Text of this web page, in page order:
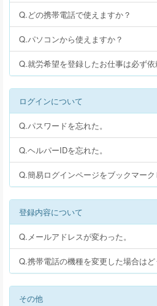
Q.どの携帯電話で使えますか？
Q.パソコンから使えますか？
Q.就労希望を登録したお仕事は必ず依
ログインについて
Q.パスワードを忘れた。
Q.ヘルパーIDを忘れた。
Q.簡易ログインページをブックマーク
登録内容について
Q.メールアドレスが変わった。
Q.携帯電話の機種を変更した場合は
その他